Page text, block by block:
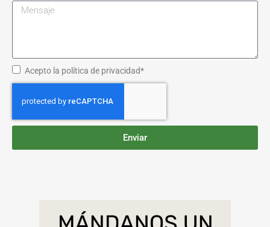
Acepto la política de privacidad*
Enviar